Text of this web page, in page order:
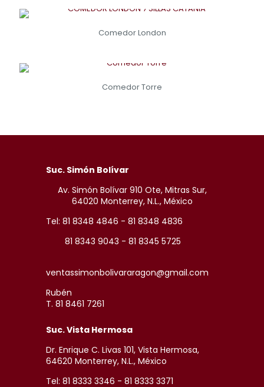
Comedor London
Comedor Torre
Suc. Simón Bolívar
Av. Simón Bolívar 910 Ote, Mitras Sur,
64020 Monterrey, N.L., México
Tel: 81 8348 4846 - 81 8348 4836
81 8343 9043 - 81 8345 5725
ventassimonbolivararagon@gmail.com
Rubén
T. 81 8461 7261
Suc. Vista Hermosa
Dr. Enrique C. Livas 101, Vista Hermosa,
64620 Monterrey, N.L., México
Tel: 81 8333 3346 - 81 8333 3371